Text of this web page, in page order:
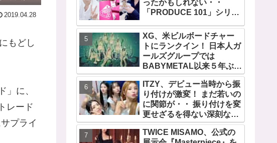
2019.04.28
もどし
」に、
レード
プライ
ったかもしれない・・
「PRODUCE 101」シリー
せられた練習生12人の氏名
が公表
XG、米ビルボードチャー
トにランクイン！ 日本人ガ
ールズグループでは
BABYMETAL以来５年ぶり
の快挙！ XGのグローバル
人気が止まらない…「コー
チェラ2025」にも日本人唯
一の出演
ITZY、デビュー当時から振
り付けが激変！ まだ若いの
に関節が・・ 振り付けを変
更せざるを得ない深刻な問
題とは
TWICE MISAMO、公式の